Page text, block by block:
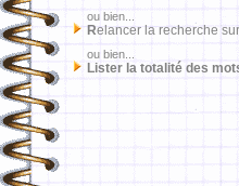
ou bien...
Relancer la recherche
ou bien...
Lister la totalité des